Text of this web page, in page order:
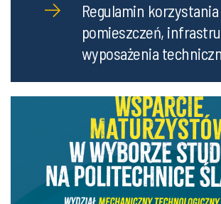
Regulamin
pomieszczeń,
wyposażenia